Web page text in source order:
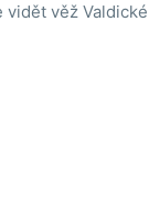
vidět věž Valdické